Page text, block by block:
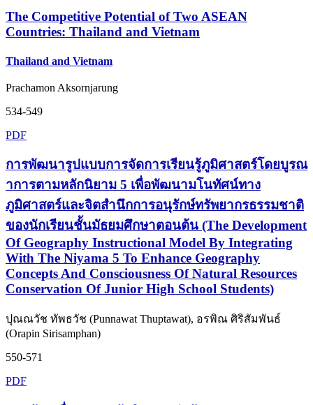
The Competitive Potential of Two ASEAN
Countries: Thailand and Vietnam
Thailand and Vietnam
Prachamon Aksornjarung
534-549
PDF
การพัฒนารูปแบบการจัดการเรียนรู้ภูมิศาสตร์โดยบูรณ
าการตามหลักนิยาม 5 เพื่อพัฒนามโนทัศน์ทาง
ภูมิศาสตร์และจิตสำนึกการอนุรักษ์ทรัพยากรธรรมชาติ
ของนักเรียนชั้นมัธยมศึกษาตอนต้น (The Development
Of Geography Instructional Model By Integrating
With The Niyama 5 To Enhance Geography
Concepts And Consciousness Of Natural Resources
Conservation Of Junior High School Students)
ปุณณวัช ทัพธวัช (Punnawat Thuptawat), อรพิณ ศิริสัมพันธ์
(Orapin Sirisamphan)
550-571
PDF